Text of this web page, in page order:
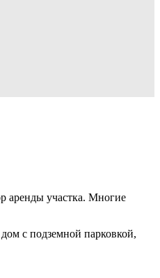
аренды участка. Многие
с подземной парковкой,